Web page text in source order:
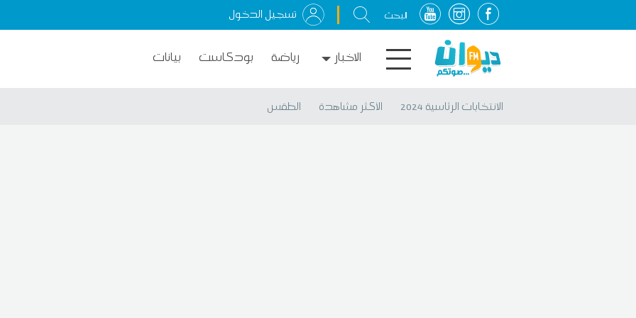
تسجيل الدخول
الاخبار رياضة بودكاست بيانات
الانتخابات الرئاسية 2024 الأكثر مشاهدة الطقس